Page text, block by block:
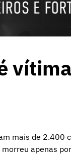
mais de 2.400
apenas